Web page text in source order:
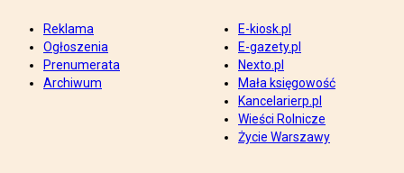
Reklama
Ogłoszenia
Prenumerata
Archiwum
E-kiosk.pl
E-gazety.pl
Nexto.pl
Mała księgowość
Kancelarierp.pl
Wieści Rolnicze
Życie Warszawy